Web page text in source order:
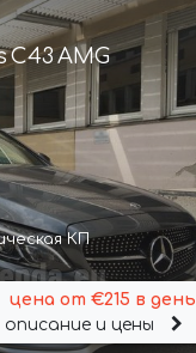
AMG
КП
цена от €215 в день
описание и цены